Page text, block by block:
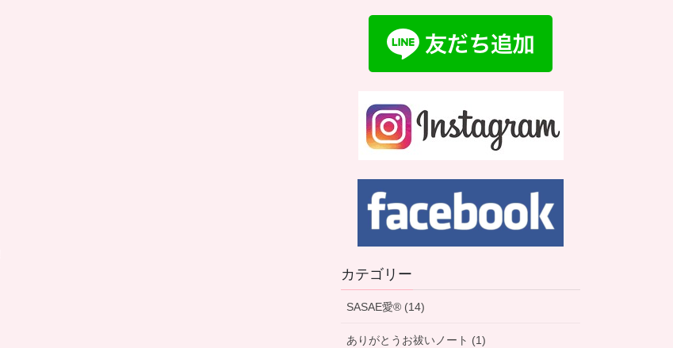
カテゴリー
SASAE愛® (14)
ありがとうお祓いノート (1)